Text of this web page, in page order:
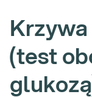
(test